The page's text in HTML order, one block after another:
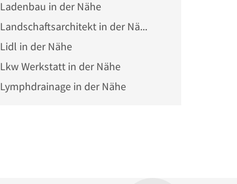
Ladenbau in der Nähe
Landschaftsarchitekt in der Nähe
Lidl in der Nähe
Lkw Werkstatt in der Nähe
Lymphdrainage in der Nähe